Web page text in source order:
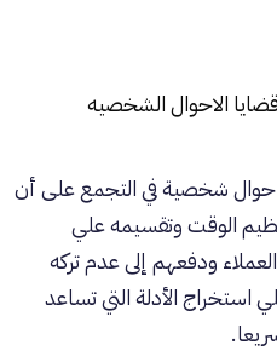
الاحوال الشخصيه
شخصية في التجمع على أن
الوقت وتقسيمه علي
ودفعهم إلى عدم تركه
استخراج الأدلة التي تساعد